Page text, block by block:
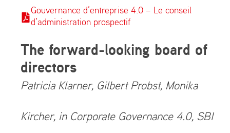
Gouvernance d’entreprise 4.0 – Le conseil
d’administration prospectif
The forward-looking board of
directors
Patricia Klarner, Gilbert Probst, Monika
Kircher, in Corporate Governance 4.0, SBI